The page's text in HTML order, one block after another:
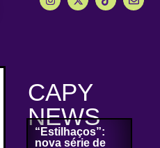
CAPY
NEWS
“Estilhaços”:
nova série de
ferramentas